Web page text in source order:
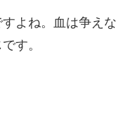
よね。血は争え
す。